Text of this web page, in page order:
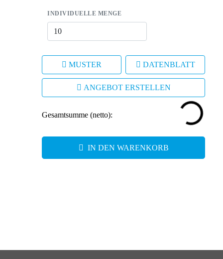
INDIVIDUELLE MENGE
MUSTER DATENBLATT
ANGEBOT ERSTELLEN
Gesamtsumme (netto):
IN DEN WARENKORB